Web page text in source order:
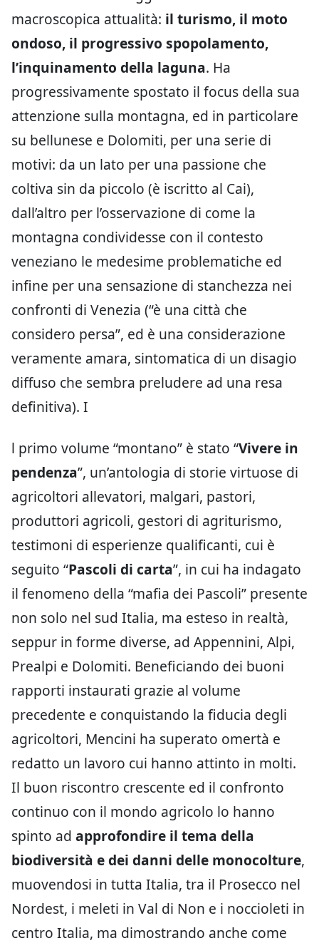
macroscopica attualità: il turismo, il moto
ondoso, il progressivo spopolamento,
l’inquinamento della laguna. Ha
progressivamente spostato il focus della sua
attenzione sulla montagna, ed in particolare
su bellunese e Dolomiti, per una serie di
motivi: da un lato per una passione che
coltiva sin da piccolo (è iscritto al Cai),
dall’altro per l’osservazione di come la
montagna condividesse con il contesto
veneziano le medesime problematiche ed
infine per una sensazione di stanchezza nei
confronti di Venezia (“è una città che
considero persa”, ed è una considerazione
veramente amara, sintomatica di un disagio
diffuso che sembra preludere ad una resa
definitiva). I
l primo volume “montano” è stato “Vivere in
pendenza”, un’antologia di storie virtuose di
agricoltori allevatori, malgari, pastori,
produttori agricoli, gestori di agriturismo,
testimoni di esperienze qualificanti, cui è
seguito “Pascoli di carta”, in cui ha indagato
il fenomeno della “mafia dei Pascoli” presente
non solo nel sud Italia, ma esteso in realtà,
seppur in forme diverse, ad Appennini, Alpi,
Prealpi e Dolomiti. Beneficiando dei buoni
rapporti instaurati grazie al volume
precedente e conquistando la fiducia degli
agricoltori, Mencini ha superato omertà e
redatto un lavoro cui hanno attinto in molti.
Il buon riscontro crescente ed il confronto
continuo con il mondo agricolo lo hanno
spinto ad approfondire il tema della
biodiversità e dei danni delle monocolture,
muovendosi in tutta Italia, tra il Prosecco nel
Nordest, i meleti in Val di Non e i noccioleti in
centro Italia, ma dimostrando anche come